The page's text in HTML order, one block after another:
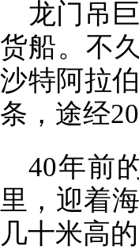
龙门吊
货船。不
沙特阿拉
条，途经
40年前
里，迎着
几十米高